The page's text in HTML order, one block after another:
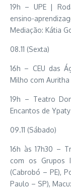
19h – UPE |
ensino-
Mediação: Kátia
08.11 (Sexta)
16h – CEU das
Milho com
19h – Teatro
Encantos de
09.11 (Sábado)
16h às 17h30 –
com os Grupos
(Cabrobó – PE),
Paulo – SP),